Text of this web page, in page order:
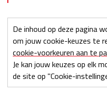
De inhoud op deze pagina
om jouw cookie-keuzes te
cookie-voorkeuren aan te
Je kan jouw keuzes op elk
de site op "Cookie-